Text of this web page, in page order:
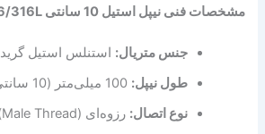
مشخصات فنی نیپل استیل 10 سانتی SS316/316L
جنس متریال: استنلس استیل گرید SS316 یا SS316L
طول نیپل: 100 میلی‌متر (10 سانتی‌متر)
نوع اتصال: رزوه‌ای (Male Thread)